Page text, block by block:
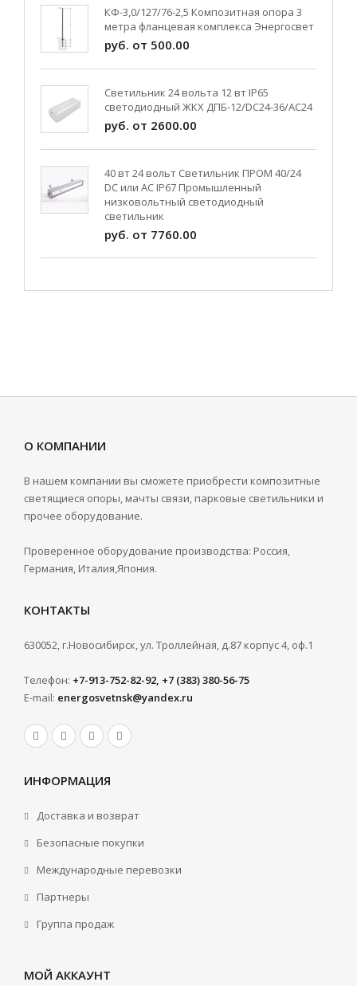
КФ-3,0/127/76-2,5 Композитная опора 3
метра фланцевая комплекса Энергосвет
руб. от 500.00
Светильник 24 вольта 12 вт IP65
светодиодный ЖКХ ДПБ-12/DC24-36/АС24
руб. от 2600.00
40 вт 24 вольт Светильник ПРОМ 40/24
DC или AC IP67 Промышленный
низковольтный светодиодный
светильник
руб. от 7760.00
О КОМПАНИИ
В нашем компании вы сможете приобрести композитные
светящиеся опоры, мачты связи, парковые светильники и
прочее оборудование.
Проверенное оборудование производства: Россия,
Германия, Италия,Япония.
КОНТАКТЫ
630052, г.Новосибирск, ул. Троллейная, д.87 корпус 4, оф.1
Телефон: +7-913-752-82-92, +7 (383) 380-56-75
E-mail: energosvetnsk@yandex.ru
ИНФОРМАЦИЯ
Доставка и возврат
Безопасные покупки
Международные перевозки
Партнеры
Группа продаж
МОЙ АККАУНТ